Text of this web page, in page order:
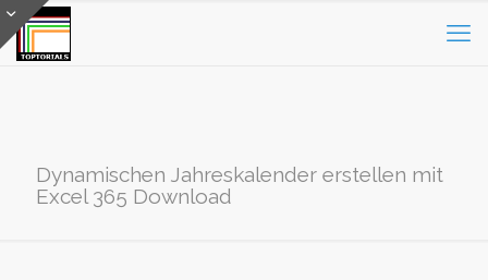
Dynamischen Jahreskalender erstellen mit
Excel 365 Download